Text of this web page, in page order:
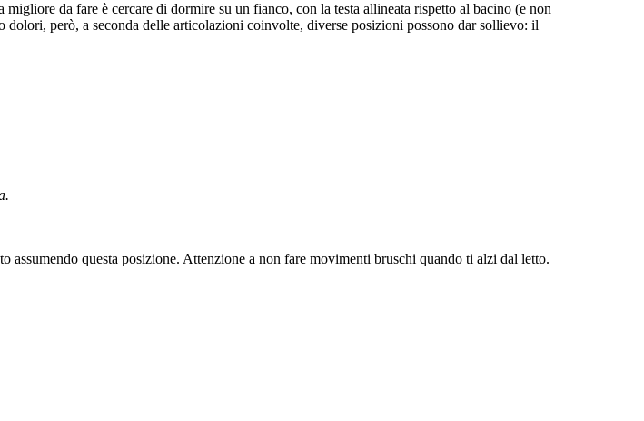
da fare è cercare di dormire su un fianco, con la testa allineata rispetto al bacino (e non
però, a seconda delle articolazioni coinvolte, diverse posizioni possono dar sollievo: il
questa posizione. Attenzione a non fare movimenti bruschi quando ti alzi dal letto.